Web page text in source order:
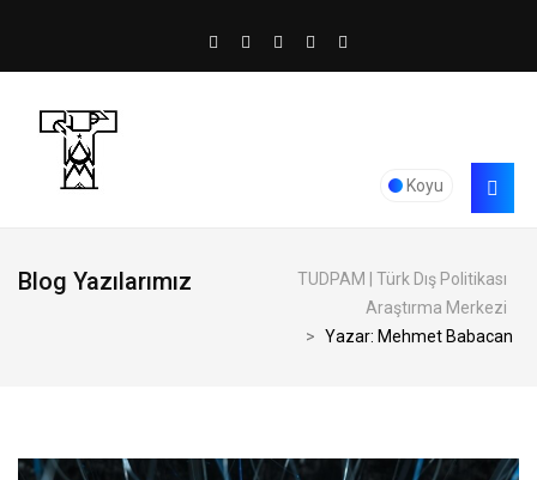
Koyu
Blog Yazılarımız
TUDPAM | Türk Dış Politikası
Araştırma Merkezi
> Yazar: Mehmet Babacan